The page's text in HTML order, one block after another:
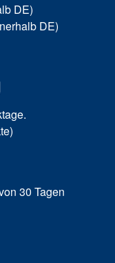
DE)
DE)
30 Tagen